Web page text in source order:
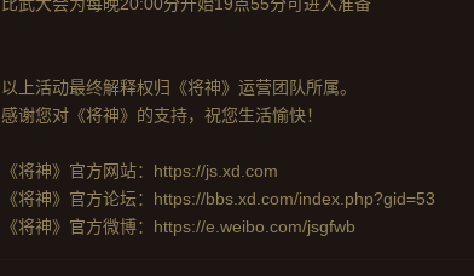
以上活动最终解释权归《将神》运营团队所属。
感谢您对《将神》的支持，祝您生活愉快！
《将神》官方网站：https://js.xd.com
《将神》官方论坛：https://bbs.xd.com/index.php?gid=53
《将神》官方微博：https://e.weibo.com/jsgfwb